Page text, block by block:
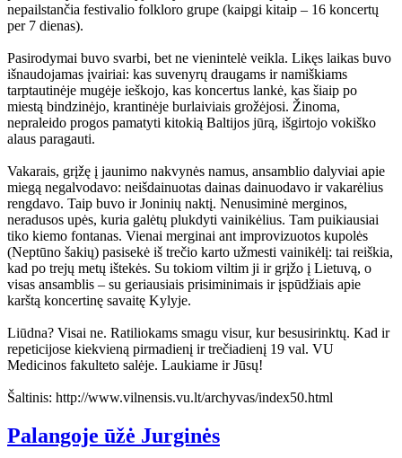
nepailstančia festivalio folkloro grupe (kaipgi kitaip – 16 koncertų
per 7 dienas).
Pasirodymai buvo svarbi, bet ne vienintelė veikla. Likęs laikas buvo
išnaudojamas įvairiai: kas suvenyrų draugams ir namiškiams
tarptautinėje mugėje ieškojo, kas koncertus lankė, kas šiaip po
miestą bindzinėjo, krantinėje burlaiviais grožėjosi. Žinoma,
nepraleido progos pamatyti kitokią Baltijos jūrą, išgirtojo vokiško
alaus paragauti.
Vakarais, grįžę į jaunimo nakvynės namus, ansamblio dalyviai apie
miegą negalvodavo: neišdainuotas dainas dainuodavo ir vakarėlius
rengdavo. Taip buvo ir Joninių naktį. Nenusiminė merginos,
neradusos upės, kuria galėtų plukdyti vainikėlius. Tam puikiausiai
tiko kiemo fontanas. Vienai merginai ant improvizuotos kupolės
(Neptūno šakių) pasisekė iš trečio karto užmesti vainikėlį: tai reiškia,
kad po trejų metų ištekės. Su tokiom viltim ji ir grįžo į Lietuvą, o
visas ansamblis – su geriausiais prisiminimais ir įspūdžiais apie
karštą koncertinę savaitę Kylyje.
Liūdna? Visai ne. Ratiliokams smagu visur, kur besusirinktų. Kad ir
repeticijose kiekvieną pirmadienį ir trečiadienį 19 val. VU
Medicinos fakulteto salėje. Laukiame ir Jūsų!
Šaltinis: http://www.vilnensis.vu.lt/archyvas/index50.html
Palangoje ūžė Jurginės